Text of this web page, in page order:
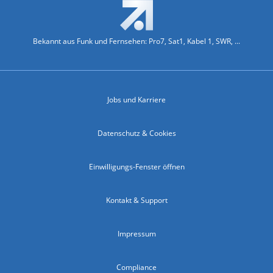
Bekannt aus Funk und Fernsehen: Pro7, Sat1, Kabel 1, SWR, ...
Jobs und Karriere
Datenschutz & Cookies
Einwilligungs-Fenster öffnen
Kontakt & Support
Impressum
Compliance